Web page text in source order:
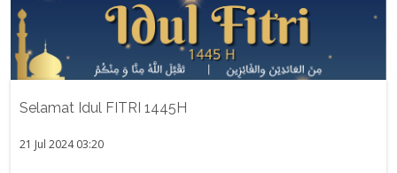
Selamat Idul FITRI 1445H
21 Jul 2024 03:20